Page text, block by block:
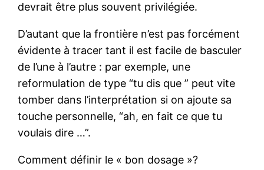
devrait être plus souvent privilégiée.
D’autant que la frontière n’est pas forcément
évidente à tracer tant il est facile de basculer
de l’une à l’autre : par exemple, une
reformulation de type “tu dis que ” peut vite
tomber dans l’interprétation si on ajoute sa
touche personnelle, “ah, en fait ce que tu
voulais dire …”.
Comment définir le « bon dosage »?